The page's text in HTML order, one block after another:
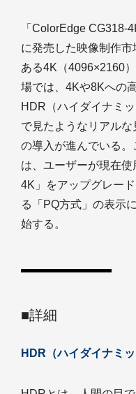
「ColorEdge CG318-
に発売した映像制作
ある4K（4096×2160
場では、4Kや8Kへの
HDR（ハイダイナミ
で見たようなリアル
の導入が進んでいる
は、ユーザーが現在
4K」をアップグレー
る「PQ方式」の表示
始する。
■詳細
HDR（ハイダイナミ